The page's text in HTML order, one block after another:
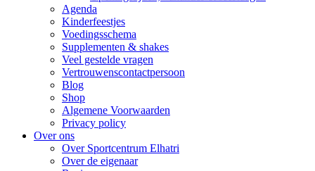
Agenda
Kinderfeestjes
Voedingsschema
Supplementen & shakes
Veel gestelde vragen
Vertrouwenscontactpersoon
Blog
Shop
Algemene Voorwaarden
Privacy policy
Over ons
Over Sportcentrum Elhatri
Over de eigenaar